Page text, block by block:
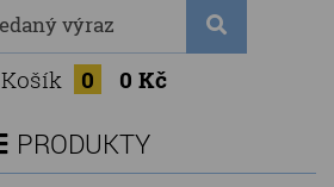
Košík 0 0 Kč
PRODUKTY